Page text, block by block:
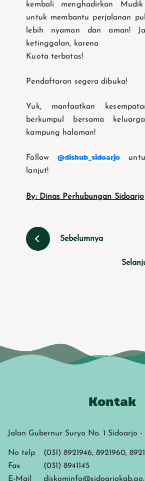
kembali menghadirkan
untuk membantu perjalanan
lebih nyaman dan aman!
ketinggalan, karena
Kuota terbatas!
Pendaftaran segera dibuka!
Yuk, manfaatkan
berkumpul bersama
kampung halaman!
Follow @dishub_sidoarjo
lanjut!
By: Dinas Perhubungan Sidoarjo
Sebelumnya
Kontak
Jalan Gubernur Suryo No. 1 Sidoarjo -
No telp
(031) 8921946, 8921960,
Fax
(031) 8941145
E-Mail